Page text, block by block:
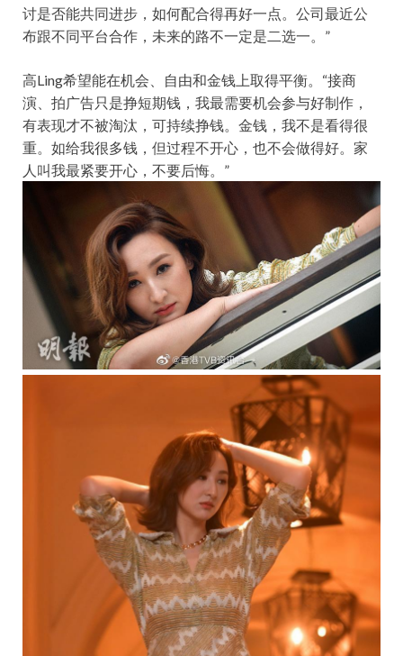
讨是否能共同进步，如何配合得再好一点。公司最近公
布跟不同平台合作，未来的路不一定是二选一。”
高Ling希望能在机会、自由和金钱上取得平衡。“接商
演、拍广告只是挣短期钱，我最需要机会参与好制作，
有表现才不被淘汰，可持续挣钱。金钱，我不是看得很
重。如给我很多钱，但过程不开心，也不会做得好。家
人叫我最紧要开心，不要后悔。”